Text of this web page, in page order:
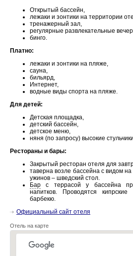
Открытый бассейн,
лежаки и зонтики на территории
тренажерный зал,
регулярные развлекательные
бинго.
Платно:
лежаки и зонтики на пляже,
сауна,
бильярд,
Интернет,
водные виды спорта на пляже.
Для детей:
Детская площадка,
детский бассейн,
детское меню,
няня (по запросу) высокие
Рестораны и бары:
Закрытый ресторан отеля для
таверна возле бассейна с видом
ужинов – шведский стол.
Бар с террасой у бассейна
напитков. Проводятся
барбекю.
Официальный сайт отеля
Отель на карте